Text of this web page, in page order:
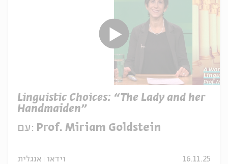
Linguistic Choices: “The Lady and her
Handmaiden”
עם: Prof. Miriam Goldstein
אנגלית וידאו 16.11.25